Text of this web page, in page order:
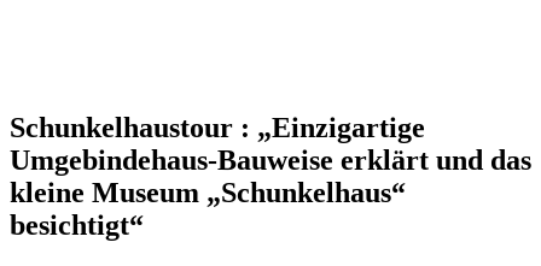
Schunkelhaustour : „Einzigartige
Umgebindehaus-Bauweise erklärt und das
kleine Museum „Schunkelhaus“
besichtigt“